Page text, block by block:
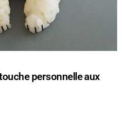
personnelle aux